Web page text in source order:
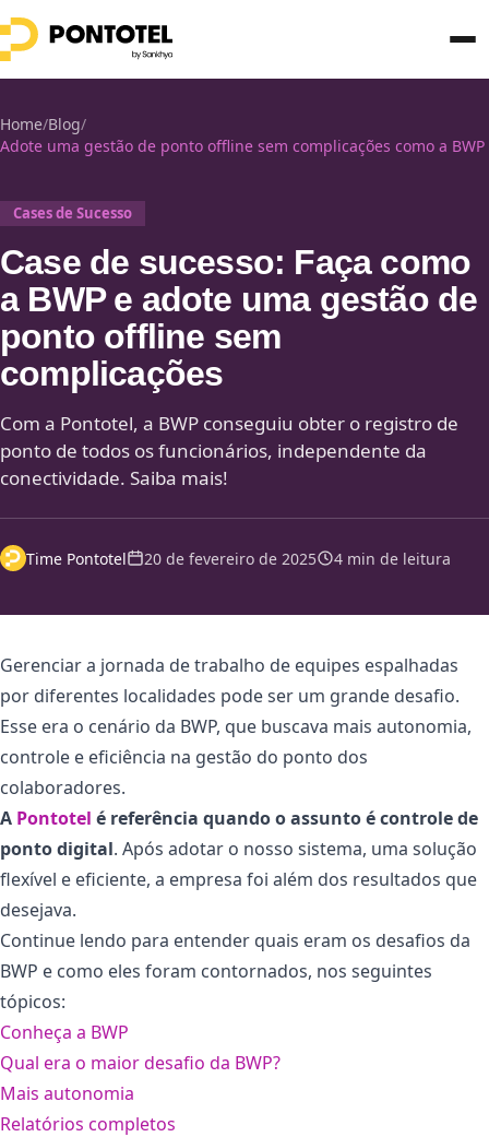
Home/Blog/
Adote uma gestão de ponto offline sem complicações como a BWP
Cases de Sucesso
Case de sucesso: Faça como
a BWP e adote uma gestão de
ponto offline sem
complicações
Com a Pontotel, a BWP conseguiu obter o registro de
ponto de todos os funcionários, independente da
conectividade. Saiba mais!
Time Pontotel 20 de fevereiro de 2025 4 min de leitura
Gerenciar a jornada de trabalho de equipes espalhadas
por diferentes localidades pode ser um grande desafio.
Esse era o cenário da BWP, que buscava mais autonomia,
controle e eficiência na gestão do ponto dos
colaboradores.
A Pontotel é referência quando o assunto é controle de
ponto digital. Após adotar o nosso sistema, uma solução
flexível e eficiente, a empresa foi além dos resultados que
desejava.
Continue lendo para entender quais eram os desafios da
BWP e como eles foram contornados, nos seguintes
tópicos:
Conheça a BWP
Qual era o maior desafio da BWP?
Mais autonomia
Relatórios completos